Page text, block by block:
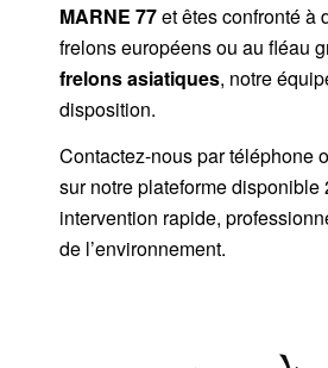
MARNE 77et êtes confronté à
frelons européens ou au fléau
frelons asiatiques, notre
disposition.
Contactez-nous partéléphone
sur notre plateforme disponible
intervention rapide,
de l’environnement.